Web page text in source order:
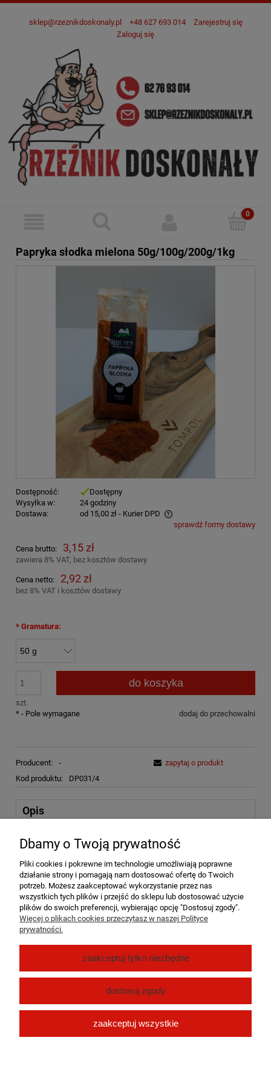
sklep@rzeznikdoskonaly.pl +48 627 693 014
Zarejestruj się
Zaloguj się
Papryka słodka mielona 50g/100g/200g/1kg
Dostępność:
Dostępny
Wysyłka w:
24 godziny
Dostawa:
od 15,00 zł - Kurier DPD
Cena nie zawiera ewentualnych kosztów płatnościsprawdź formy dostawy
Cena brutto: 3,15 zł
zawiera 8% VAT, bez kosztów dostawy
Cena netto: 2,92 zł
bez 8% VAT i kosztów dostawy
* Gramatura:
szt.
do koszyka
dodaj do przechowalni
* - Pole wymagane
Producent:
-
Kod produktu:
DP031/4
zapytaj o produkt
Opis
Koszty dostawy
Cena nie zawiera ewentualnych kosztów płatności
Produkty powiązane
Nadaje potrawom wyborny smak i aromat oraz piękną barwę. Może
być używana do potraw mięsnych, sosów, ryżu, drobiu oraz sałatek.
Pomoc
Moje konto
Płatności i dostawa
Dbamy o Twoją prywatność
Pliki cookies i pokrewne im technologie umożliwiają poprawne
działanie strony i pomagają nam dostosować ofertę do Twoich
potrzeb. Możesz zaakceptować wykorzystanie przez nas
wszystkich tych plików i przejść do sklepu lub dostosować użycie
plików do swoich preferencji, wybierając opcję "Dostosuj zgody".
Więcej o plikach cookies przeczytasz w naszej Polityce
prywatności.
zaakceptuj tylko niezbędne
dostosuj zgody
zaakceptuj wszystkie